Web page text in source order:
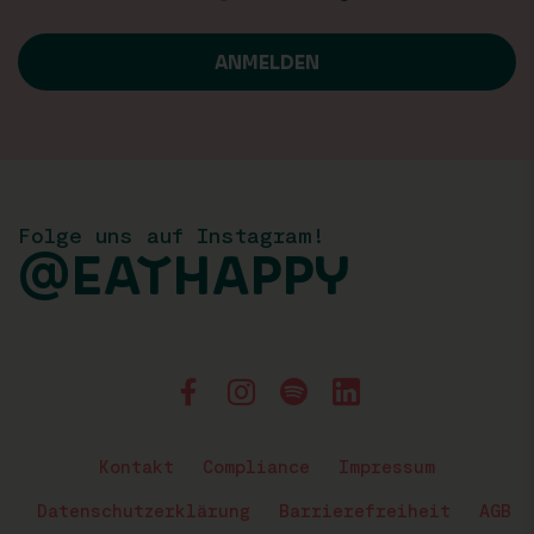
Folge uns auf Instagram!
@EATHAPPY
Kontakt Compliance Impressum
Datenschutzerklärung Barrierefreiheit AGB